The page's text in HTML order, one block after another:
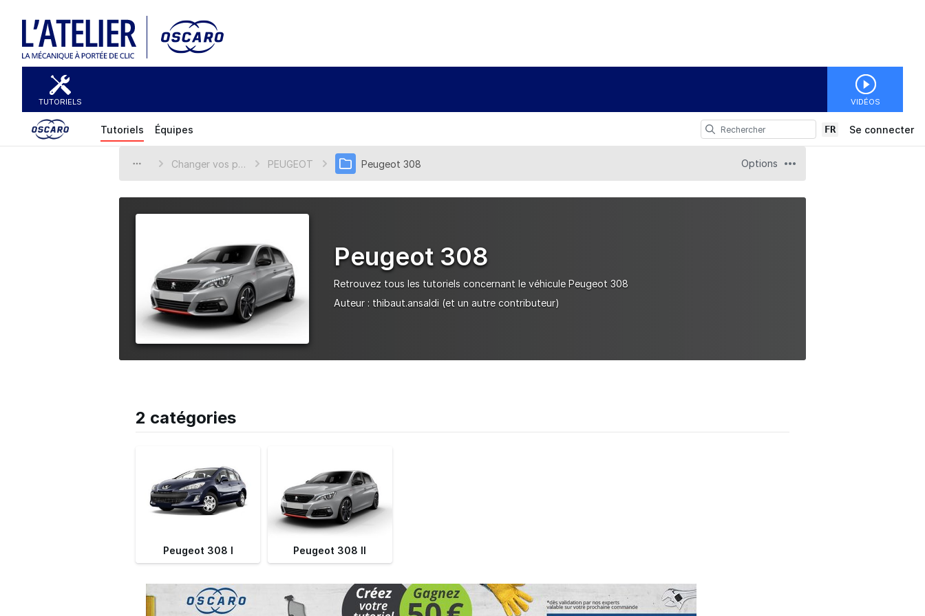
TUTORIELS VIDÉOS
Tutoriels Équipes FR Se connecter
Changer vos pièces automobiles PEUGEOT Peugeot 308 Options
Peugeot 308
Retrouvez tous les tutoriels concernant le véhicule Peugeot 308
Auteur : thibaut.ansaldi (et un autre contributeur)
2 catégories
Peugeot 308 I Peugeot 308 II